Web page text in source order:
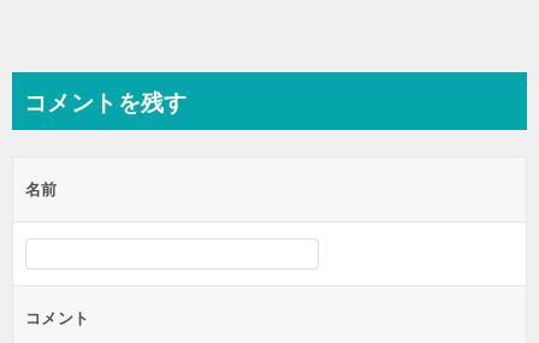
コメントを残す
名前
コメント